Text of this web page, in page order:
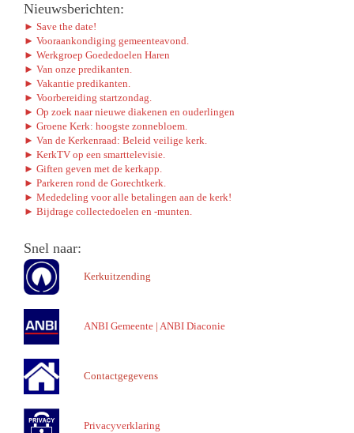
Nieuwsberichten:
► Save the date!
► Vooraankondiging gemeenteavond.
► Werkgroep Goededoelen Haren
► Van onze predikanten.
► Vakantie predikanten.
► Voorbereiding startzondag.
► Op zoek naar nieuwe diakenen en ouderlingen
► Groene Kerk: hoogste zonnebloem.
► Van de Kerkenraad: Beleid veilige kerk.
► KerkTV op een smarttelevisie.
► Giften geven met de kerkapp.
► Parkeren rond de Gorechtkerk.
► Mededeling voor alle betalingen aan de kerk!
► Bijdrage collectedoelen en -munten.
Snel naar:
Kerkuitzending
ANBI Gemeente | ANBI Diaconie
Contactgegevens
Privacyverklaring